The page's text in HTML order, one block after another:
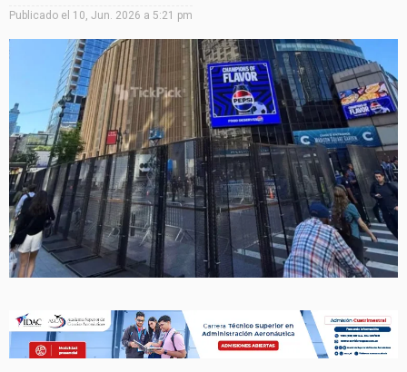
Publicado el 10, Jun. 2026 a 5:21 pm